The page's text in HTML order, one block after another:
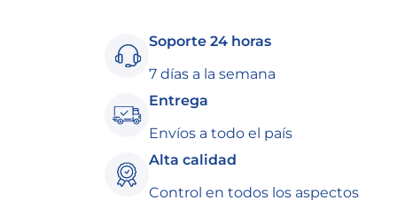
Soporte 24 horas
7 días a la semana
Entrega
Envíos a todo el país
Alta calidad
Control en todos los aspectos